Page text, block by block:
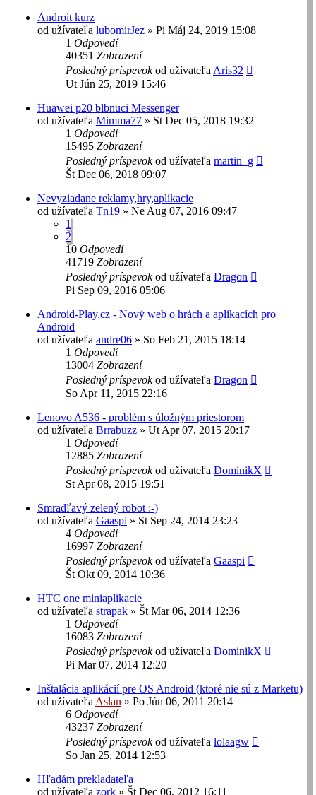
Androit kurz
od užívateľa lubomirJez » Pi Máj 24, 2019 15:08
1 Odpovedí
40351 Zobrazení
Posledný príspevokod užívateľa Aris32
Ut Jún 25, 2019 15:46
Huawei p20 blbnuci Messenger
od užívateľa Mimma77 » St Dec 05, 2018 19:32
1 Odpovedí
15495 Zobrazení
Posledný príspevokod užívateľa martin_g
Št Dec 06, 2018 09:07
Nevyziadane reklamy,hry,aplikacie
od užívateľa Tn19 » Ne Aug 07, 2016 09:47
1
2
10 Odpovedí
41719 Zobrazení
Posledný príspevokod užívateľa Dragon
Pi Sep 09, 2016 05:06
Android-Play.cz - Nový web o hrách a aplikacích pro
Android
od užívateľa andre06 » So Feb 21, 2015 18:14
1 Odpovedí
13004 Zobrazení
Posledný príspevokod užívateľa Dragon
So Apr 11, 2015 22:16
Lenovo A536 - problém s úložným priestorom
od užívateľa Brrabuzz » Ut Apr 07, 2015 20:17
1 Odpovedí
12885 Zobrazení
Posledný príspevokod užívateľa DominikX
St Apr 08, 2015 19:51
Smradľavý zelený robot :-)
od užívateľa Gaaspi » St Sep 24, 2014 23:23
4 Odpovedí
16997 Zobrazení
Posledný príspevokod užívateľa Gaaspi
Št Okt 09, 2014 10:36
HTC one miniaplikacie
od užívateľa strapak » Št Mar 06, 2014 12:36
1 Odpovedí
16083 Zobrazení
Posledný príspevokod užívateľa DominikX
Pi Mar 07, 2014 12:20
Inštalácia aplikácií pre OS Android (ktoré nie sú z Marketu)
od užívateľa Aslan » Po Jún 06, 2011 20:14
6 Odpovedí
43237 Zobrazení
Posledný príspevokod užívateľa lolaagw
So Jan 25, 2014 12:53
Hľadám prekladateľa
od užívateľa zork » Št Dec 06, 2012 16:11